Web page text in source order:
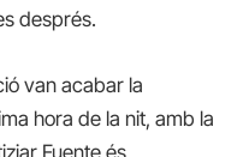
després.
van acabar la
hora de la nit, amb la
Fuente és